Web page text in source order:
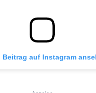
Beitrag auf Instagram